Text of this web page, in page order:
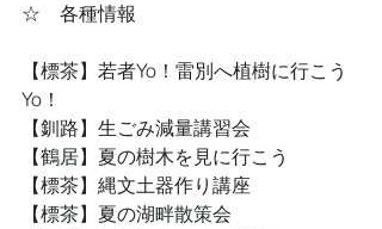
☆　各種情報
【標茶】若者Yo！雷別へ植樹に行こう
Yo！
【釧路】生ごみ減量講習会
【鶴居】夏の樹木を見に行こう
【標茶】縄文土器作り講座
【標茶】夏の湖畔散策会